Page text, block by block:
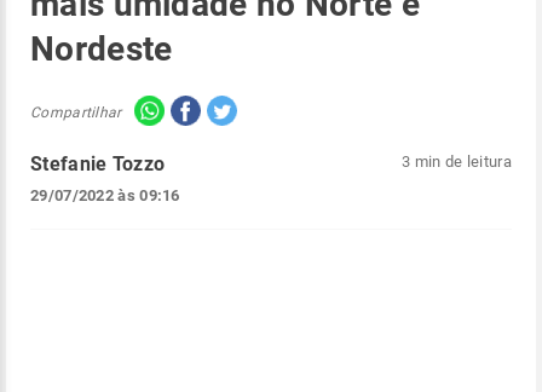
Nordeste
Compartilhar
Stefanie Tozzo
29/07/2022 às 09:16
3 min de leitura